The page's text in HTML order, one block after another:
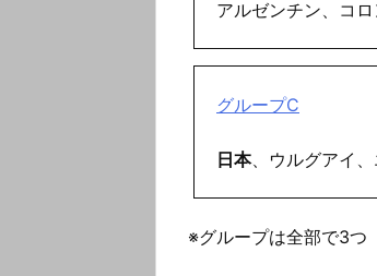
アルゼンチン、コ
グループC
日本、ウルグアイ
※グループは全部で3つ